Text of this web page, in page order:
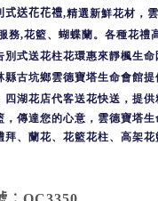
式送花花禮,精選新鮮花材，
務,花籃、蝴蝶蘭。各種花禮
別式送花柱花環惠來靜楓生
縣古坑鄉雲德寶塔生命會館
四湖花店代客送花快送 ，提
，傳達您的心意，雲德寶塔
拜、蘭花、花籃花柱、高架